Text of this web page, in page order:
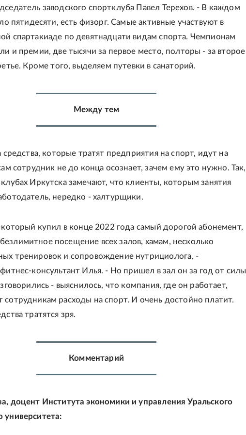
заводского спортклуба Павел Терехов. - В каждом
пятидесяти, есть физорг. Самые активные участвуют в
спартакиаде по девятнадцати видам спорта. Чемпионам
и премии, две тысячи за первое место, полторы - за второе
Кроме того, выделяем путевки в санаторий.
Между тем
средства, которые тратят предприятия на спорт, идут на
сотрудник не до конца осознает, зачем ему это нужно. Так,
Иркутска замечают, что клиенты, которым занятия
нередко - халтурщики.
купил в конце 2022 года самый дорогой абонемент,
посещение всех залов, хамам, несколько
тренировок и сопровождение нутрициолога, -
фитнес-консультант Илья. - Но пришел в зал он за год от силы
- выяснилось, что компания, где он работает,
сотрудникам расходы на спорт. И очень достойно платит.
тратятся зря.
Комментарий
доцент Института экономики и управления Уральского
университета: